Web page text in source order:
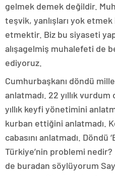
gelmek demek değildir.
teşvik, yanlışları yok
etmektir. Biz bu siyaseti
alışagelmiş muhalefeti de
ediyoruz.
Cumhurbaşkanı döndü
anlatmadı. 22 yıllık vurdum
yıllık keyfi yönetimini
kurban ettiğini anlatmadı.
cabasını anlatmadı. Döndü
Türkiye’nin problemi
de buradan söylüyorum